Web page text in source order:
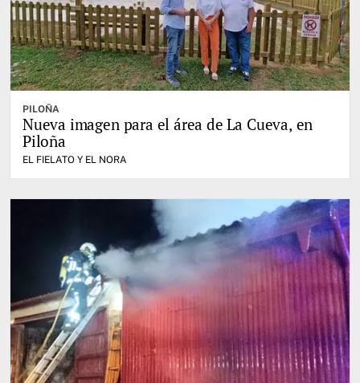
PILOÑA
Nueva imagen para el área de La Cueva, en
Piloña
EL FIELATO Y EL NORA